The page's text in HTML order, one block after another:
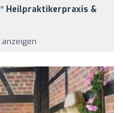
Heilpraktikerpraxis &